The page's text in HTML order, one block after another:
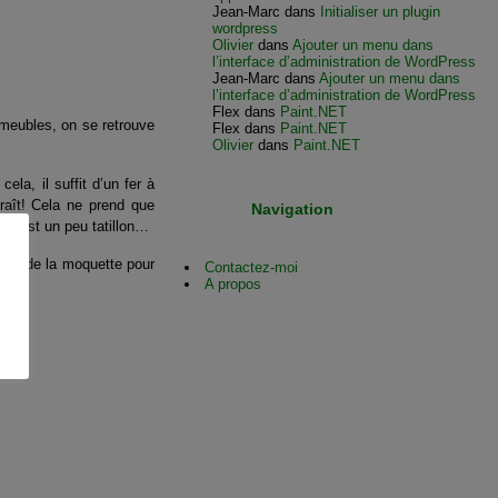
on se retrouve
il suffit d’un fer à
Cela ne prend que
est un peu tatillon…
de la moquette pour
Jean-Marc dans
Initialiser un plugin
wordpress
Olivierdans Ajouter un menu dans
l’interface d’administration de WordPress
Jean-Marc dans Ajouter un menu dans
l’interface d’administration de WordPress
Flex dans Paint.NET
Flex dans Paint.NET
Olivierdans Paint.NET
Navigation
Contactez-moi
A propos